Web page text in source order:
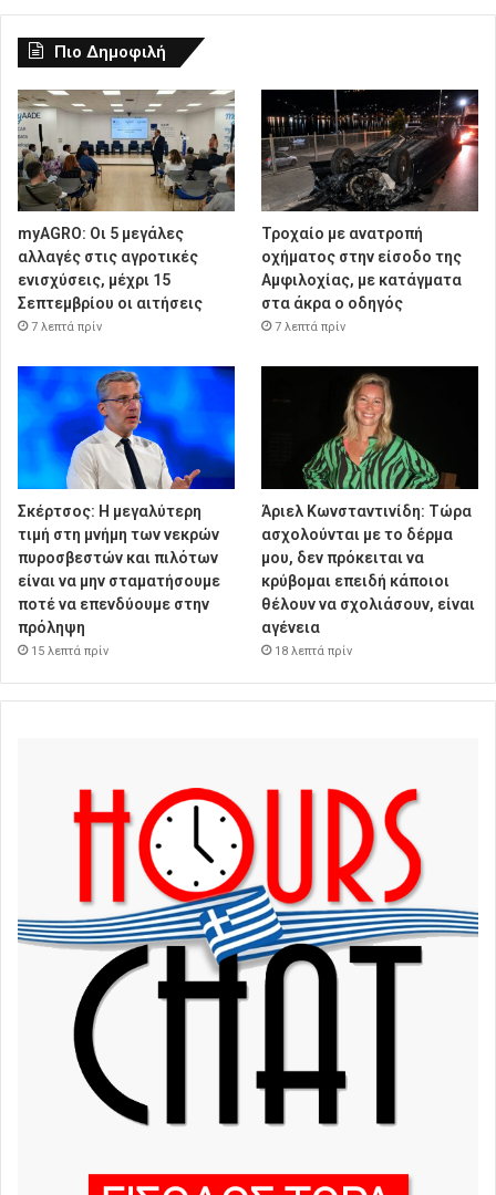
Πιο Δημοφιλή
myAGRO: Οι 5 μεγάλες
αλλαγές στις αγροτικές
ενισχύσεις, μέχρι 15
Σεπτεμβρίου οι αιτήσεις
7 λεπτά πρίν
Τροχαίο με ανατροπή
οχήματος στην είσοδο της
Αμφιλοχίας, με κατάγματα
στα άκρα ο οδηγός
7 λεπτά πρίν
Σκέρτσος: Η μεγαλύτερη
τιμή στη μνήμη των νεκρών
πυροσβεστών και πιλότων
είναι να μην σταματήσουμε
ποτέ να επενδύουμε στην
πρόληψη
15 λεπτά πρίν
Άριελ Κωνσταντινίδη: Τώρα
ασχολούνται με το δέρμα
μου, δεν πρόκειται να
κρύβομαι επειδή κάποιοι
θέλουν να σχολιάσουν, είναι
αγένεια
18 λεπτά πρίν